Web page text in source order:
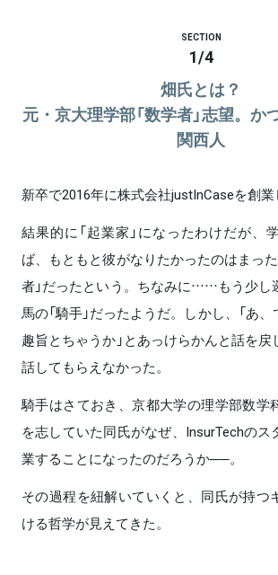
SECTION
1/4
畑氏とは？
元・京大理学部「数学者」志望。か
関西人
新卒で2016年に株式会社justInCaseを創業
結果的に「起業家」になったわけだが、
ば、もともと彼がなりたかったのはまっ
者」だったという。ちなみに……もう少し
馬の「騎手」だったようだ。しかし、「あ
趣旨とちゃうか」とあっけらかんと話を
話してもらえなかった。
騎手はさておき、京都大学の理学部数学
を志していた同氏がなぜ、InsurTechのス
業することになったのだろうか──。
その過程を紐解いていくと、同氏が持つ
ける哲学が見えてきた。